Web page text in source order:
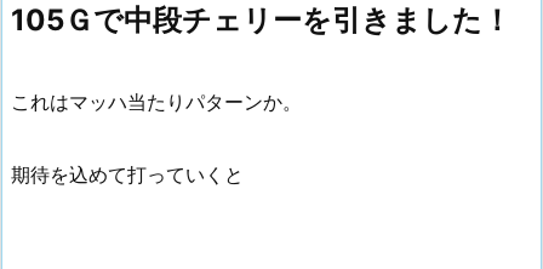
105Ｇで中段チェリーを引きました！
これはマッハ当たりパターンか。
期待を込めて打っていくと